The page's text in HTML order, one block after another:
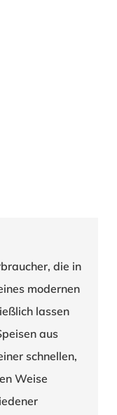
die in
modernen
lassen
aus
schnellen,
Weise